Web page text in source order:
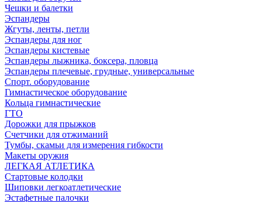
Чешки и балетки
Эспандеры
Жгуты, ленты, петли
Эспандеры для ног
Эспандеры кистевые
Эспандеры лыжника, боксера, пловца
Эспандеры плечевые, грудные, универсальные
Спорт. оборудование
Гимнастическое оборудование
Кольца гимнастические
ГТО
Дорожки для прыжков
Счетчики для отжиманий
Тумбы, скамьи для измерения гибкости
Макеты оружия
ЛЕГКАЯ АТЛЕТИКА
Стартовые колодки
Шиповки легкоатлетические
Эстафетные палочки